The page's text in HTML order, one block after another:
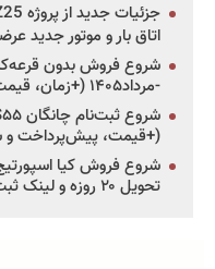
اتاق بار و موتور جدید
-مرداد۱۴۰۵ (+زمان، قیمت و شرایط فروش)
(+قیمت، پیش‌پرداخت
تحویل ۲۰ روزه و لینک ثبت‌نام)